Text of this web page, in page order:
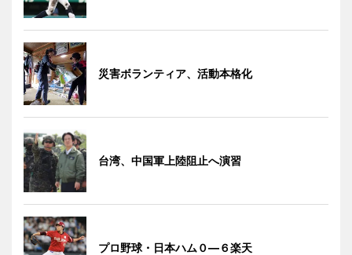
災害ボランティア、活動本格化
台湾、中国軍上陸阻止へ演習
プロ野球・日本ハム０―６楽天